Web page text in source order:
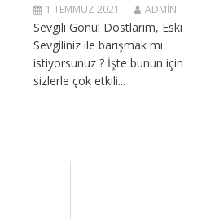
1 TEMMUZ 2021 ADMIN
Sevgili Gönül Dostlarım, Eski
Sevgiliniz ile barışmak mı
istiyorsunuz ? İşte bunun için
sizlerle çok etkili...